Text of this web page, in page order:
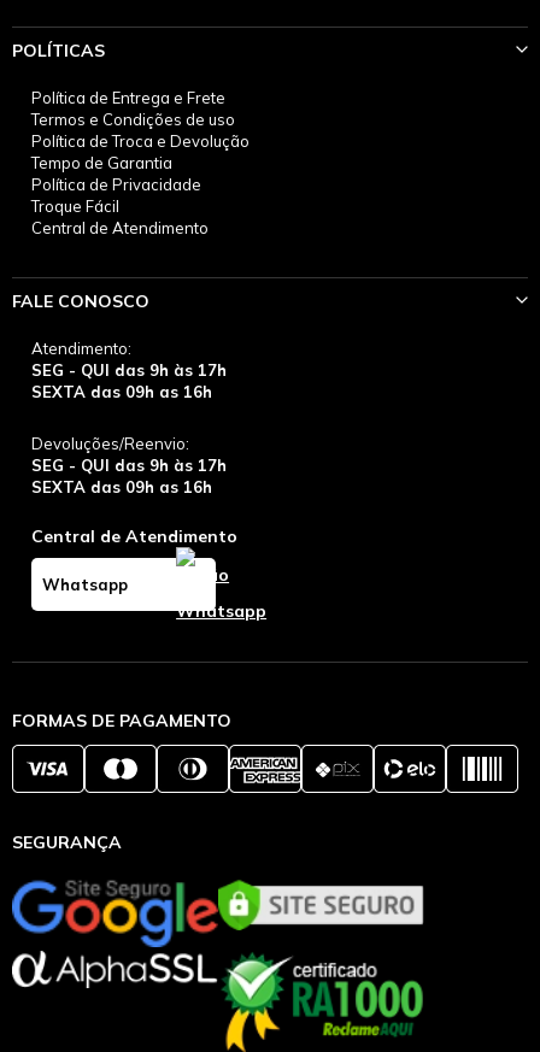
POLÍTICAS
Política de Entrega e Frete
Termos e Condições de uso
Política de Troca e Devolução
Tempo de Garantia
Política de Privacidade
Troque Fácil
Central de Atendimento
FALE CONOSCO
Atendimento:
SEG - QUI das 9h às 17h
SEXTA das 09h as 16h
Devoluções/Reenvio:
SEG - QUI das 9h às 17h
SEXTA das 09h as 16h
Central de Atendimento
Whatsapp
FORMAS DE PAGAMENTO
SEGURANÇA